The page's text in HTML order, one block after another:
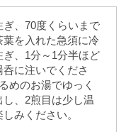
、70度くらいまで
葉を入れた急須に冷
ぎ、1分～1分半ほど
に注いでくださ
めのお湯でゆっく
し、2煎目は少し温
みください。